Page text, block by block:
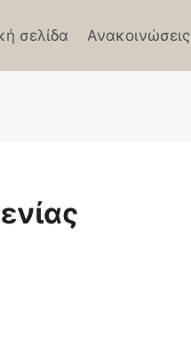
σελίδα Ανακοινώσεις